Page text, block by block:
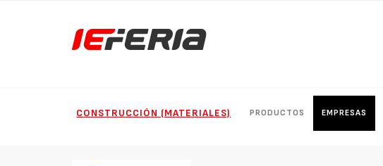
CONSTRUCCIÓN (MATERIALES) PRODUCTOS EMPRESAS